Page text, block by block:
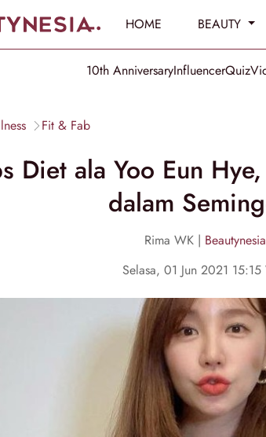
HOME BEAUTY
10th AnniversaryInfluencerQuiz
Fit & Fab
Diet ala Yoo Eun
dalam
Rima WK | Beautynesia
Selasa, 01 Jun 2021 15:15